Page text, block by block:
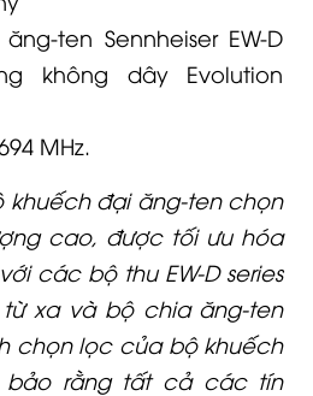
ten Sennheiser EW-D
không dây Evolution
MHz.
khuếch đại ăng-ten chọn
cao, được tối ưu hóa
các bộ thu EW-D series
xa và bộ chia ăng-ten
chọn lọc của bộ khuếch
bảo rằng tất cả các tín